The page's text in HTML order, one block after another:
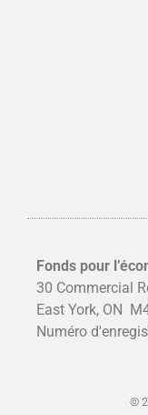
Fonds pour
30 Commercial
East York, ON
Numéro
©